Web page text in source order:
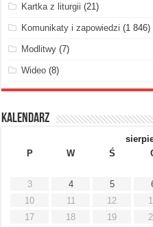
Kartka z liturgii (21)
Komunikaty i zapowiedzi (1 846)
Modlitwy (7)
Wideo (8)
Kalendarz
P
W Ś
3
4 5
10
11 12
17
18 19